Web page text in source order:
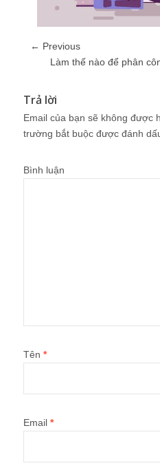
← Previous
Làm thế nào để phân
Trả lời
Email của bạn sẽ không được
trường bắt buộc được đánh
Bình luận
Tên *
Email *